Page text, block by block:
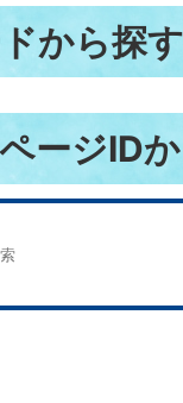
から探す
ージID